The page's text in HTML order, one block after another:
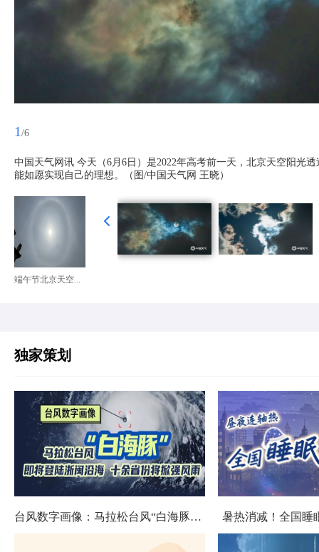
1 /6
中国天气网讯 今天（6月6日）是2022年高考前一天，北京天空阳光
能如愿实现自己的理想。（图/中国天气网 王晓）
端午节北京天空...
独家策划
台风数字画像：马拉松台风“白海豚”将影响十余省份 暑热消减！全国睡